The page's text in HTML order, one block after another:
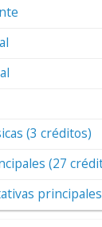
(3 créditos)
(27